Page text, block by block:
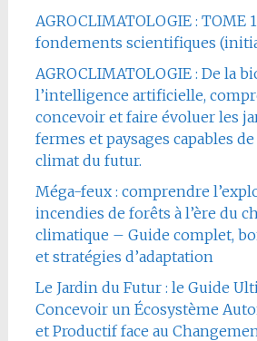
AGROCLIMATOLOGIE : TOME
fondements scientifiques
AGROCLIMATOLOGIE : De la
l’intelligence artificielle,
concevoir et faire évoluer les
fermes et paysages capables
climat du futur.
Méga-feux : comprendre
incendies de forêts à l’ère du
climatique – Guide complet,
et stratégies d’adaptation
Le Jardin du Futur : le Guide
Concevoir un Écosystème
et Productif face au